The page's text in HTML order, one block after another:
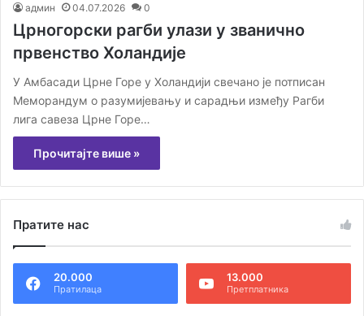
админ 04.07.2026 0
Црногорски рагби улази у званично
првенство Холандије
У Амбасади Црне Горе у Холандији свечано је потписан
Меморандум о разумијевању и сарадњи између Рагби
лига савеза Црне Горе…
Прочитајте више »
Пратите нас
20.000
Пратилаца
13.000
Претплатника